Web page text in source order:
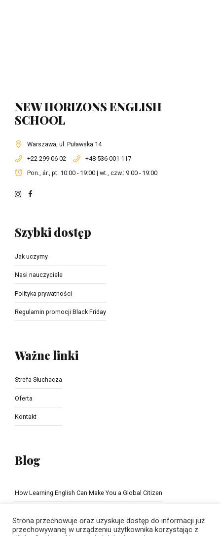
NEW HORIZONS ENGLISH
SCHOOL
Warszawa, ul. Puławska 14
+22 299 06 02
+48 536 001 117
Pon., śr., pt: 10:00 - 19:00 | wt., czw.: 9:00 - 19:00
Szybki dostęp
Jak uczymy
Nasi nauczyciele
Polityka prywatności
Regulamin promocji Black Friday
Ważne linki
Strefa Słuchacza
Oferta
Kontakt
Blog
How Learning English Can Make You a Global Citizen
Strona przechowuje oraz uzyskuje dostęp do informacji już
przechowywanej w urządzeniu użytkownika korzystając z